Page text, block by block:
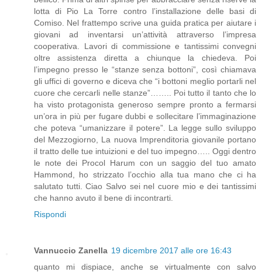
lotta di Pio La Torre contro l’installazione delle basi di
Comiso. Nel frattempo scrive una guida pratica per aiutare i
giovani ad inventarsi un’attività attraverso l’impresa
cooperativa. Lavori di commissione e tantissimi convegni
oltre assistenza diretta a chiunque la chiedeva. Poi
l’impegno presso le “stanze senza bottoni”, così chiamava
gli uffici di governo e diceva che “i bottoni meglio portarli nel
cuore che cercarli nelle stanze”…….. Poi tutto il tanto che lo
ha visto protagonista generoso sempre pronto a fermarsi
un’ora in più per fugare dubbi e sollecitare l’immaginazione
che poteva “umanizzare il potere”. La legge sullo sviluppo
del Mezzogiorno, La nuova Imprenditoria giovanile portano
il tratto delle tue intuizioni e del tuo impegno….. Oggi dentro
le note dei Procol Harum con un saggio del tuo amato
Hammond, ho strizzato l’occhio alla tua mano che ci ha
salutato tutti. Ciao Salvo sei nel cuore mio e dei tantissimi
che hanno avuto il bene di incontrarti.
Rispondi
Vannuccio Zanella 19 dicembre 2017 alle ore 16:43
quanto mi dispiace, anche se virtualmente con salvo